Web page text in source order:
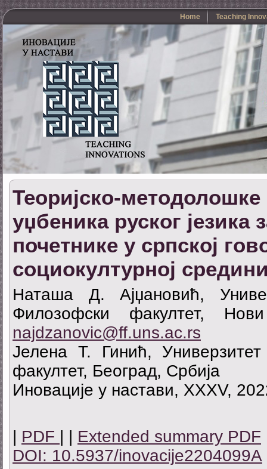
Home Teaching
Теоријско-
уџбеника руског језика
почетнике у српској
социокултурној
Наташа Д. Ајџановић,
Филозофски факултет,
najdzanovic@ff.uns.ac.rs
Јелена Т. Гинић,
факултет, Београд, Србија
Иновације у настави, XXXV,
PDF Extended summary PDF
DOI: 10.5937/inovacije2204099A